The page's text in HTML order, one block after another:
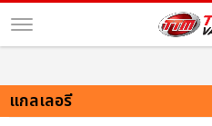
แกลเลอรี